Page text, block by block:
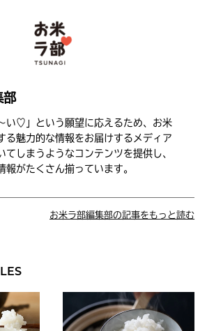
部
い♡」という願望に応えるため、お米
る魅力的な情報をお届けするメディア
てしまうようなコンテンツを提供し、
報がたくさん揃っています。
お米ラ部編集部の記事をもっと読む